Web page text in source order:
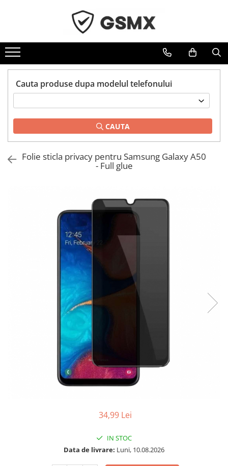
Folii de protectie
Folii Samsung
Folii Iphone
Folii Motorola
Folii OnePlus
Cauta produse dupa modelul telefonului
CAUTA
Folie sticla privacy pentru Samsung Galaxy A50
- Full glue
34,99 Lei
IN STOC
Data de livrare: Luni, 10.08.2026